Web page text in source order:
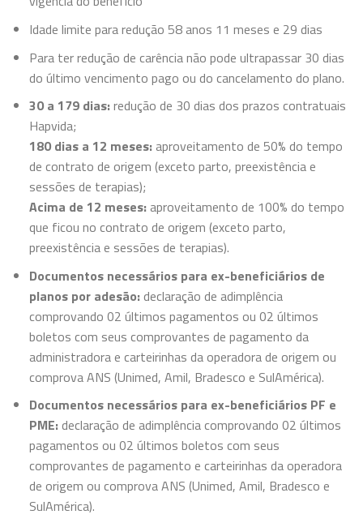
Idade limite para redução 58 anos 11 meses e 29 dias
Para ter redução de carência não pode ultrapassar 30 dias
do último vencimento pago ou do cancelamento do plano.
30 a 179 dias:redução de 30 dias dos prazos contratuais
Hapvida;
180 dias a 12 meses:aproveitamento de 50% do tempo
de contrato de origem (exceto parto, preexistência e
sessões de terapias);
Acima de 12 meses:aproveitamento de 100% do tempo
que ficou no contrato de origem (exceto parto,
preexistência e sessões de terapias).
Documentos necessários para ex-beneficiários de
planos por adesão:declaração de adimplência
comprovando 02 últimos pagamentos ou 02 últimos
boletos com seus comprovantes de pagamento da
administradora e carteirinhas da operadora de origem ou
comprova ANS (Unimed, Amil, Bradesco e SulAmérica).
Documentos necessários para ex-beneficiários PF e
PME:declaração de adimplência comprovando 02 últimos
pagamentos ou 02 últimos boletos com seus
comprovantes de pagamento e carteirinhas da operadora
de origem ou comprova ANS (Unimed, Amil, Bradesco e
SulAmérica).